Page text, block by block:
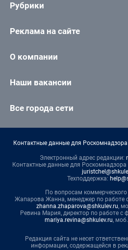
Рубрики
Реклама на сайте
О компании
Наши вакансии
Все города сети
Контактные данные для
Электронный адрес редакции:
Контактные данные для Роскомнадзора
Техподдержка:
По вопросам коммерческого
Жапарова Жанна, менеджер по работе
zhanna.zhaparova@shkulev.ru,
Ревина Мария, директор по работе с
mariya.revina@shkulev.ru,
Редакция сайта не несет
информации, содержащейся в